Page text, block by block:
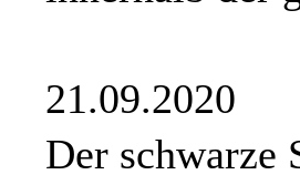
21.09.2020
Der schwarze